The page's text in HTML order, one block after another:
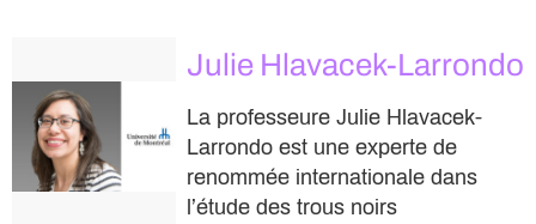
Julie Hlavacek-Larrondo
La professeure Julie Hlavacek-
Larrondo est une experte de
renommée internationale dans
l’étude des trous noirs